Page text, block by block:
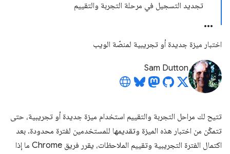
تجديد التسجيل في مرحلة التجربة والتقييم
اختبار ميزة جديدة أو تجريبية لمنصّة الويب
Sam Dutton
تتيح لك مراحل التجربة والتقييم استخدام ميزة جديدة أو تجريبية، حتى
تتمكّن من اختبار هذه الميزة وتقديمها للمستخدمين لفترة محدودة. بعد
اكتمال الفترة التجريبية وتقييم الملاحظات، يقرر فريق Chrome ما إذا